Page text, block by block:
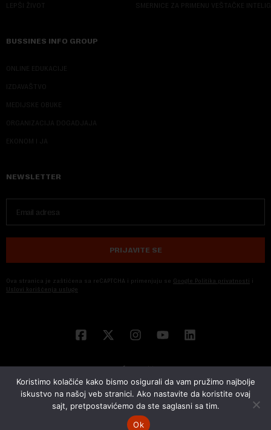
LEPŠI ŽIVOT SMERNICE ZA PRIMENU VEŠTAČKE
BUSSINES INFO GROUP
ONLINE EDUKACIJE
IZDAVAŠTVO
MEDIJSKE OBUKE
ORGANIZACIJA DOGADJAJA
EKONOM I JA
NEWSLETTER
PRIJAVITE SE
Ova stranica je zaštićena sa reCAPTCHA i primenjuju se Google Politika privatnosti i
Uslovi korišćenja usluge
© 2026 NOVA EKONOMIJA | SVA PRAVA ZADŽANA | DEVELOPED BY
Koristimo kolačiće kako bismo osigurali da vam pružimo najbolje
iskustvo na našoj veb stranici. Ako nastavite da koristite ovaj
sajt, pretpostavićemo da ste saglasni sa tim.
Ok